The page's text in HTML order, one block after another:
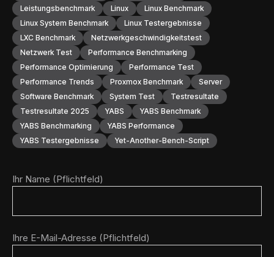
Leistungsbenchmark
Linux
Linux Benchmark
Linux System Benchmark
Linux Testergebnisse
LXC Benchmark
Netzwerkgeschwindigkeitstest
Netzwerk Test
Performance Benchmarking
Performance Optimierung
Performance Test
Performance Trends
Proxmox Benchmark
Server
Software Benchmark
System Test
Testresultate
Testresultate 2025
YABS
YABS Benchmark
YABS Benchmarking
YABS Performance
YABS Testergebnisse
Yet-Another-Bench-Script
Ihr Name (Pflichtfeld)
Ihre E-Mail-Adresse (Pflichtfeld)